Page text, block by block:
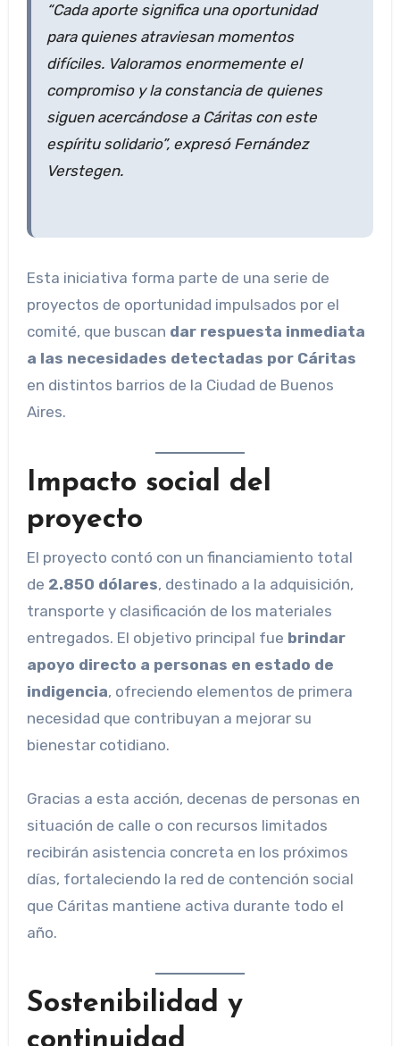
“Cada aporte significa una oportunidad
para quienes atraviesan momentos
difíciles. Valoramos enormemente el
compromiso y la constancia de quienes
siguen acercándose a Cáritas con este
espíritu solidario”, expresó Fernández
Verstegen.
Esta iniciativa forma parte de una serie de
proyectos de oportunidad impulsados por el
comité, que buscan dar respuesta inmediata
a las necesidades detectadas por Cáritas
en distintos barrios de la Ciudad de Buenos
Aires.
Impacto social del
proyecto
El proyecto contó con un financiamiento total
de 2.850 dólares, destinado a la adquisición,
transporte y clasificación de los materiales
entregados. El objetivo principal fue brindar
apoyo directo a personas en estado de
indigencia, ofreciendo elementos de primera
necesidad que contribuyan a mejorar su
bienestar cotidiano.
Gracias a esta acción, decenas de personas en
situación de calle o con recursos limitados
recibirán asistencia concreta en los próximos
días, fortaleciendo la red de contención social
que Cáritas mantiene activa durante todo el
año.
Sostenibilidad y